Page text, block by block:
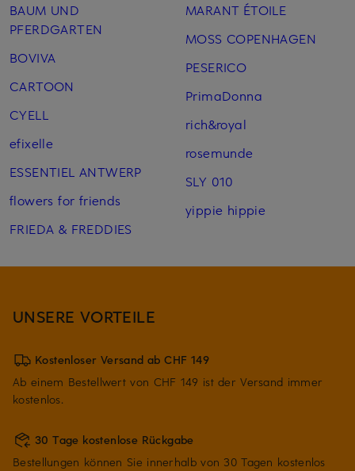
BAUM UND
PFERDGARTEN
BOVIVA
CARTOON
CYELL
efixelle
ESSENTIEL ANTWERP
flowers for friends
FRIEDA & FREDDIES
MARANT ÉTOILE
MOSS COPENHAGEN
PESERICO
PrimaDonna
rich&royal
rosemunde
SLY 010
yippie hippie
UNSERE VORTEILE
Kostenloser Versand ab CHF 149
Ab einem Bestellwert von CHF 149 ist der Versand immer
kostenlos.
30 Tage kostenlose Rückgabe
Bestellungen können Sie innerhalb von 30 Tagen kostenlos